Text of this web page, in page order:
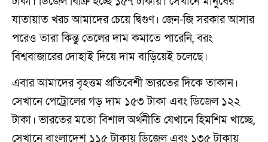
যাতায়াত খরচ আমাদের চেয়ে দ্বিগুণ। জেন-জি সরকার আসার
পরেও তারা কিন্তু তেলের দাম কমাতে পারেনি, বরং
বিশ্ববাজারের দোহাই দিয়ে দাম বাড়িয়েই চলেছে।
এবার আমাদের বৃহত্তম প্রতিবেশী ভারতের দিকে তাকান।
সেখানে পেট্রোলের গড় দাম ১৫৩ টাকা এবং ডিজেল ১২২
টাকা। ভারতের মতো বিশাল অর্থনীতি যেখানে হিমশিম খাচ্ছে,
সেখানে বাংলাদেশ ১১৫ টাকায় ডিজেল এবং ১৩৫ টাকায়